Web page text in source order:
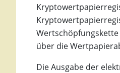
über die
Die Ausgabe der